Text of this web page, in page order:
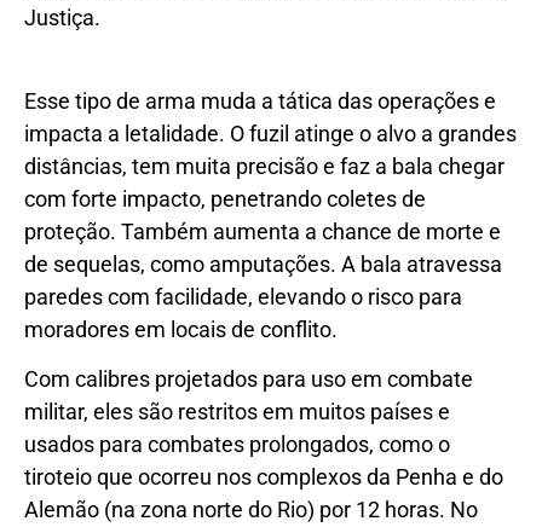
Justiça.
Esse tipo de arma muda a tática das operações e
impacta a letalidade. O fuzil atinge o alvo a grandes
distâncias, tem muita precisão e faz a bala chegar
com forte impacto, penetrando coletes de
proteção. Também aumenta a chance de morte e
de sequelas, como amputações. A bala atravessa
paredes com facilidade, elevando o risco para
moradores em locais de conflito.
Com calibres projetados para uso em combate
militar, eles são restritos em muitos países e
usados para combates prolongados, como o
tiroteio que ocorreu nos complexos da Penha e do
Alemão (na zona norte do Rio) por 12 horas. No